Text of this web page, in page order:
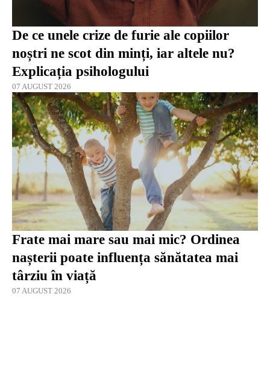
De ce unele crize de furie ale copiilor
noștri ne scot din minți, iar altele nu?
Explicația psihologului
07 AUGUST 2026
Frate mai mare sau mai mic? Ordinea
nașterii poate influența sănătatea mai
târziu în viață
07 AUGUST 2026